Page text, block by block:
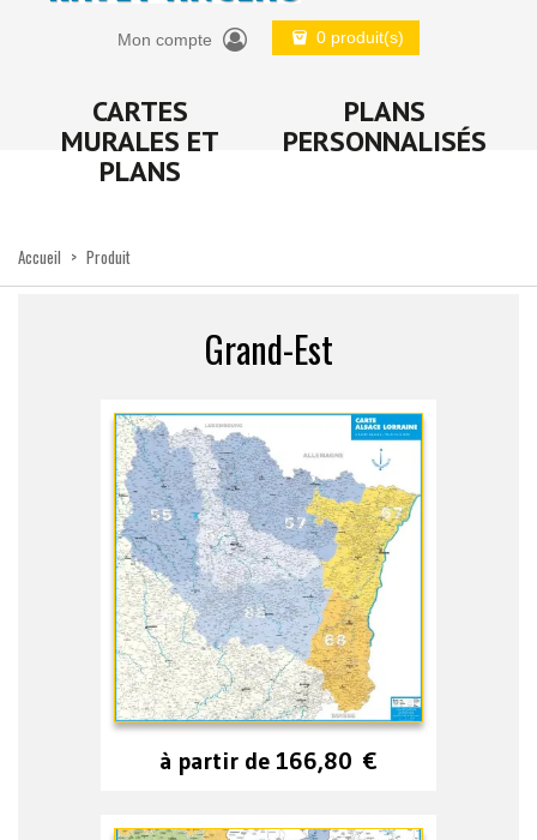
Mon compte 0 produit(s)
CARTES
MURALES ET
PLANS
PLANS
PERSONNALISÉS
Accueil > Produit
Grand-Est
à partir de 166,80 €